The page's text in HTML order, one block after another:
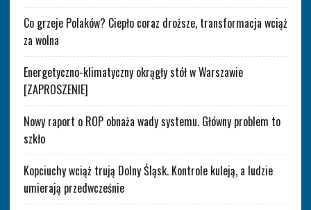
Co grzeje Polaków? Ciepło coraz droższe, transformacja wciąż
za wolna
Energetyczno-klimatyczny okrągły stół w Warszawie
[ZAPROSZENIE]
Nowy raport o ROP obnaża wady systemu. Główny problem to
szkło
Kopciuchy wciąż trują Dolny Śląsk. Kontrole kuleją, a ludzie
umierają przedwcześnie